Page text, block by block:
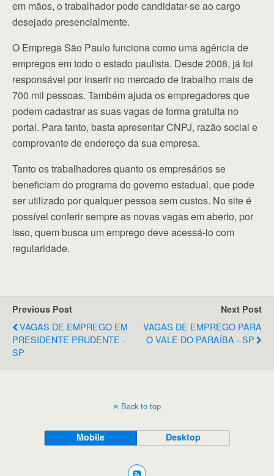
em mãos, o trabalhador pode candidatar-se ao cargo
desejado presencialmente.
O Emprega São Paulo funciona como uma agência de
empregos em todo o estado paulista. Desde 2008, já foi
responsável por inserir no mercado de trabalho mais de
700 mil pessoas. Também ajuda os empregadores que
podem cadastrar as suas vagas de forma gratuita no
portal. Para tanto, basta apresentar CNPJ, razão social e
comprovante de endereço da sua empresa.
Tanto os trabalhadores quanto os empresários se
beneficiam do programa do governo estadual, que pode
ser utilizado por qualquer pessoa sem custos. No site é
possível conferir sempre as novas vagas em aberto, por
isso, quem busca um emprego deve acessá-lo com
regularidade.
Previous Post
VAGAS DE EMPREGO EM
PRESIDENTE PRUDENTE -
SP
Next Post
VAGAS DE EMPREGO PARA
O VALE DO PARAÍBA - SP
Back to top
Mobile Desktop